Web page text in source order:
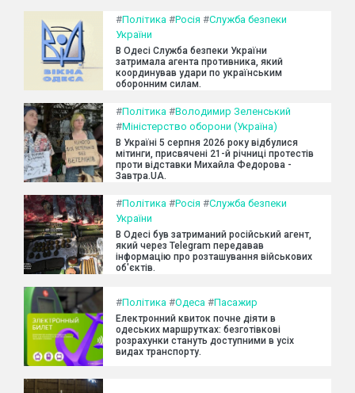
#Політика #Росія #Служба безпеки
України
В Одесі Служба безпеки України
затримала агента противника, який
координував удари по українським
оборонним силам.
#Політика #Володимир Зеленський
#Міністерство оборони (Україна)
В Україні 5 серпня 2026 року відбулися
мітинги, присвячені 21-й річниці протестів
проти відставки Михайла Федорова -
Завтра.UA.
#Політика #Росія #Служба безпеки
України
В Одесі був затриманий російський агент,
який через Telegram передавав
інформацію про розташування військових
об'єктів.
#Політика #Одеса #Пасажир
Електронний квиток почне діяти в
одеських маршрутках: безготівкові
розрахунки стануть доступними в усіх
видах транспорту.